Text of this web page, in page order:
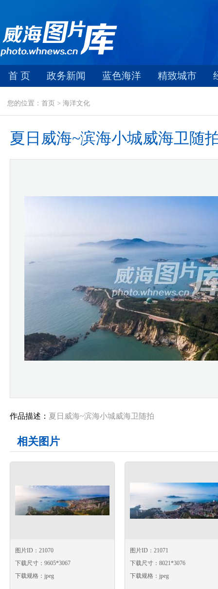
首 页 政务新闻 蓝色海洋 精致城市
您的位置：首页 > 海洋文化
夏日威海~滨海小城威海卫随
作品描述： 夏日威海~滨海小城威海卫随拍
相关图片
图片ID：21070
下载尺寸：9605*3067
下载规格：jpeg
图片ID：21071
下载尺寸：8021*3076
下载规格：jpeg